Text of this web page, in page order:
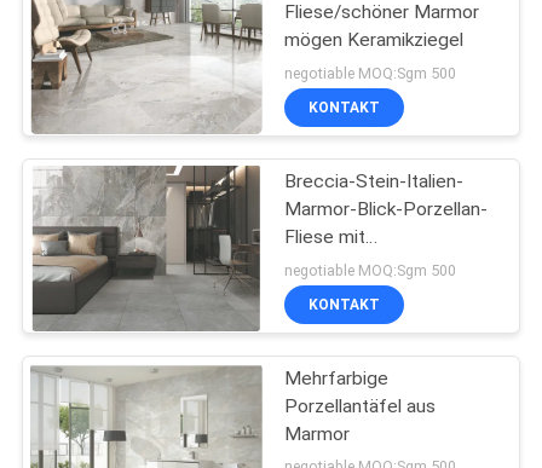
Fliese/schöner Marmor
mögen Keramikziegel
negotiable MOQ:Sgm 500
KONTAKT
Breccia-Stein-Italien-
Marmor-Blick-Porzellan-
Fliese mit
Polier-/Mattoberfläche
negotiable MOQ:Sgm 500
KONTAKT
Mehrfarbige
Porzellantäfel aus
Marmor